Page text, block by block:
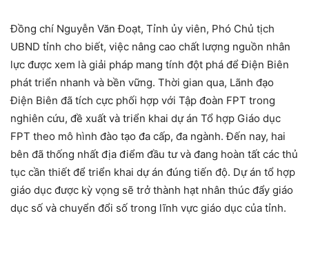
Đồng chí Nguyễn Văn Đoạt, Tỉnh ủy viên, Phó Chủ tịch
UBND tỉnh cho biết, việc nâng cao chất lượng nguồn nhân
lực được xem là giải pháp mang tính đột phá để Điện Biên
phát triển nhanh và bền vững. Thời gian qua, Lãnh đạo
Điện Biên đã tích cực phối hợp với Tập đoàn FPT trong
nghiên cứu, đề xuất và triển khai dự án Tổ hợp Giáo dục
FPT theo mô hình đào tạo đa cấp, đa ngành. Đến nay, hai
bên đã thống nhất địa điểm đầu tư và đang hoàn tất các thủ
tục cần thiết để triển khai dự án đúng tiến độ. Dự án tổ hợp
giáo dục được kỳ vọng sẽ trở thành hạt nhân thúc đẩy giáo
dục số và chuyển đổi số trong lĩnh vực giáo dục của tỉnh.